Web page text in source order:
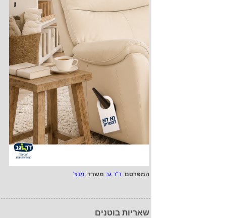
המפרסם: ד"ר גב משרד: מנצ'
שאריות בוטנים